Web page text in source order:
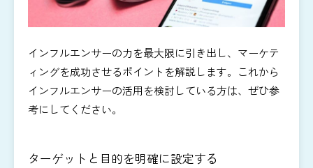
インフルエンサーの力を最大限に引き出し、マーケテ
ィングを成功させるポイントを解説します。これから
インフルエンサーの活用を検討している方は、ぜひ参
考にしてください。
ターゲットと目的を明確に設定する